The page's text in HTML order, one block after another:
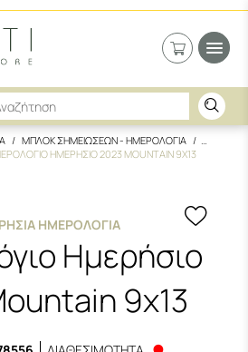
ΜΠΛΟΚ ΣΗΜΕΙΩΣΕΩΝ - ΗΜΕΡΟΛΟΓΙΑ
ΗΜΕΡΗΣΙΟ 2023 MOUNTAIN 9X13
ΗΜΕΡΟΛΌΓΙΑ
Ημερήσιο
9x13